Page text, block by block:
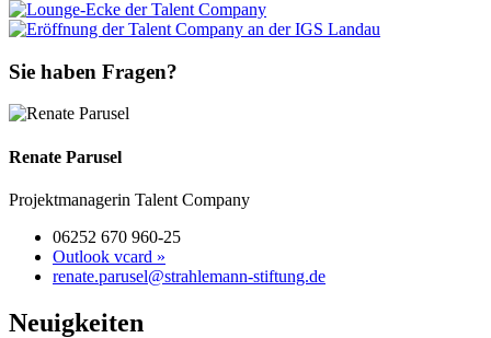
Sie haben Fragen?
Renate Parusel
Projektmanagerin Talent Company
06252 670 960-25
Outlook vcard »
renate.parusel@strahlemann-stiftung.de
Neuigkeiten